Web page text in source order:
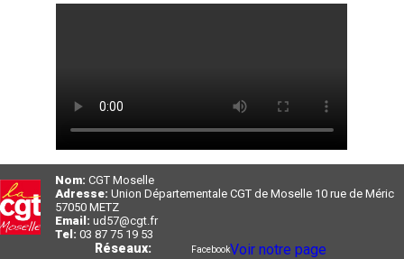
Nom: CGT Moselle
Adresse: Union Départementale CGT de Moselle 10 rue de Méric
57050 METZ
Email: ud57@cgt.fr
Tel: 03 87 75 19 53
Réseaux: FacebookVoir notre page